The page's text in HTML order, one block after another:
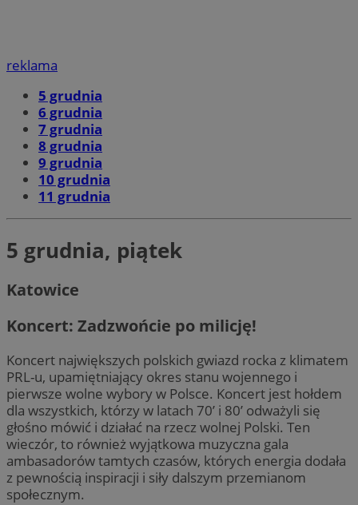
reklama
5 grudnia
6 grudnia
7 grudnia
8 grudnia
9 grudnia
10 grudnia
11 grudnia
5 grudnia, piątek
Katowice
Koncert: Zadzwońcie po milicję!
Koncert największych polskich gwiazd rocka z klimatem
PRL-u, upamiętniający okres stanu wojennego i
pierwsze wolne wybory w Polsce. Koncert jest hołdem
dla wszystkich, którzy w latach 70’ i 80’ odważyli się
głośno mówić i działać na rzecz wolnej Polski. Ten
wieczór, to również wyjątkowa muzyczna gala
ambasadorów tamtych czasów, których energia dodała
z pewnością inspiracji i siły dalszym przemianom
społecznym.